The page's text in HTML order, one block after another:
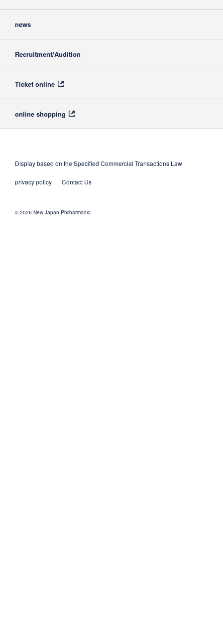
news
Recruitment/Audition
Ticket online
online shopping
Display based on the Specified Commercial Transactions Law
privacy policy Contact Us
© 2026 New Japan Philharmonic,